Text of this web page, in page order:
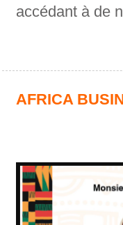
accédant à de
AFRICA